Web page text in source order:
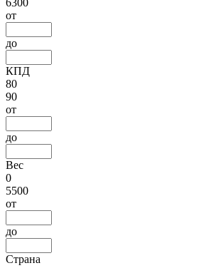
6300
от
до
КПД
80
90
от
до
Вес
0
5500
от
до
Страна